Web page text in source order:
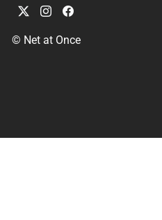
© Net at Once